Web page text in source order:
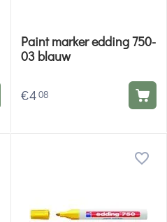
Paint marker edding 750-
03 blauw
€408